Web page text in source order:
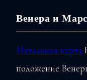
Венера и
Натальная карта
положение